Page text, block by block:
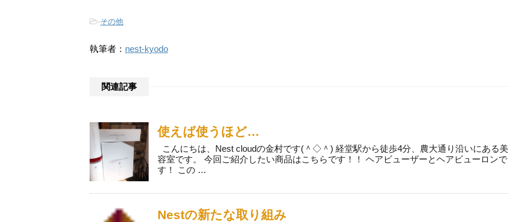
-その他
執筆者： nest-kyodo
関連記事
使えば使うほど…
こんにちは、Nest cloudの金村です(＾◇＾) 経堂駅から徒歩4分、農大通り沿いにある美
容室です。 今回ご紹介したい商品はこちらです！！ ヘアビューザーとヘアビューロンで
す！ この …
Nestの新たな取り組み